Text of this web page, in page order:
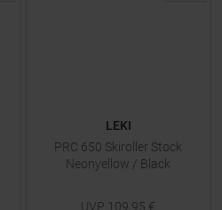
LEKI
PRC 650 Skiroller Stock
Neonyellow / Black
UVP 109,95 €